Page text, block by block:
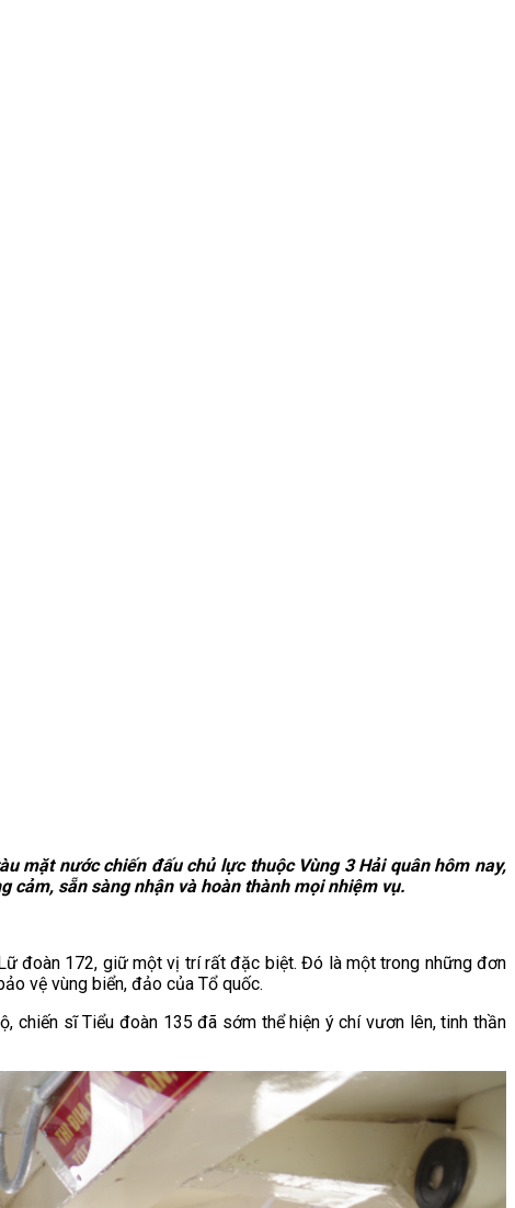
mặt nước chiến đấu chủ lực thuộc Vùng 3 Hải quân hôm nay,
cảm, sẵn sàng nhận và hoàn thành mọi nhiệm vụ.
đoàn 172, giữ một vị trí rất đặc biệt. Đó là một trong những đơn
vệ vùng biển, đảo của Tổ quốc.
chiến sĩ Tiểu đoàn 135 đã sớm thể hiện ý chí vươn lên, tinh thần